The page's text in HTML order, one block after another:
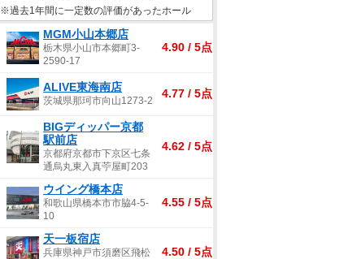
※過去1年間に一定数の評価があったホール
MGM小山本郷店
栃木県小山市本郷町3-
2590-17
4.90 / 5点
ALIVE東海南店
茨城県那珂市向山1273-2
4.77 / 5点
BIGディッパー京都
駅前店
京都府京都市下京区七条
通烏丸東入真苧屋町203
4.62 / 5点
ウイング橋本店
和歌山県橋本市市脇4-5-
10
4.55 / 5点
天一板宿店
兵庫県神戸市須磨区飛松
4.50 / 5点